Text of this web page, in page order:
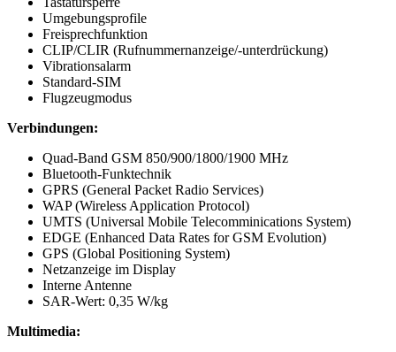
Umgebungsprofile
Freisprechfunktion
CLIP/CLIR (Rufnummernanzeige/-unterdrückung)
Vibrationsalarm
Standard-SIM
Flugzeugmodus
Verbindungen:
Quad-Band GSM 850/900/1800/1900 MHz
Bluetooth-Funktechnik
GPRS (General Packet Radio Services)
WAP (Wireless Application Protocol)
UMTS (Universal Mobile Telecomminications System)
EDGE (Enhanced Data Rates for GSM Evolution)
GPS (Global Positioning System)
Netzanzeige im Display
Interne Antenne
SAR-Wert: 0,35 W/kg
Multimedia: